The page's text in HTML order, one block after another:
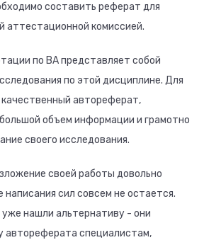
составить реферат для
аттестационной комиссией.
по ВА представляет собой
по этой дисциплине. Для
автореферат,
объем информации и грамотно
своего исследования.
своей работы довольно
написания сил совсем не остается.
нашли альтернативу - они
автореферата специалистам,